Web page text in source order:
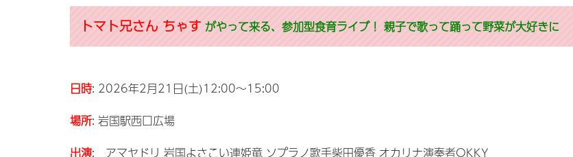
トマト兄さん ちゃす がやって来る、参加型食育ライブ！ 親子で歌って踊って野菜が大好きに
日時: 2026年2月21日(土)12:00～15:00
場所: 岩国駅西口広場
出演: アマヤドリ 岩国よさこい連姫竜 ソプラノ歌手柴田優香 オカリナ演奏者OKKY